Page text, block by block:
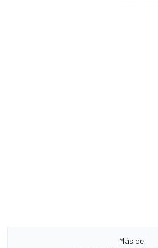
Más de